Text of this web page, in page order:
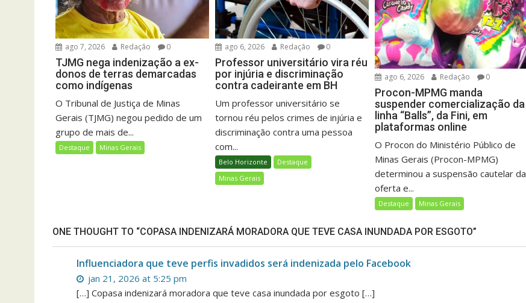
ago 7, 2026 Redação 0
TJMG nega indenização a ex-
donos de terras demarcadas
como indígenas
O Tribunal de Justiça de Minas
Gerais (TJMG) negou pedido de um
grupo de mais de...
Destaque Minas Gerais
ago 6, 2026 Redação 0
Professor universitário vira réu
por injúria e discriminação
contra cadeirante em BH
Um professor universitário se
tornou réu pelos crimes de injúria e
discriminação contra uma pessoa
com...
Belo Horizonte
Destaque
Minas Gerais
ago 6, 2026 Redação 0
Procon-MPMG manda
suspender comercialização da
linha “Balls”, da Fini, em
plataformas online
O Procon do Ministério Público de
Minas Gerais (Procon-MPMG)
determinou a suspensão cautelar da
oferta e...
Destaque Minas Gerais
ONE THOUGHT TO “COPASA INDENIZARÁ MORADORA QUE TEVE CASA INUNDADA POR ESGOTO”
Influenciadora que teve perfis invadidos será indenizada pelo Facebook
jan 21, 2026 at 5:25 pm
[…] Copasa indenizará moradora que teve casa inundada por esgoto […]